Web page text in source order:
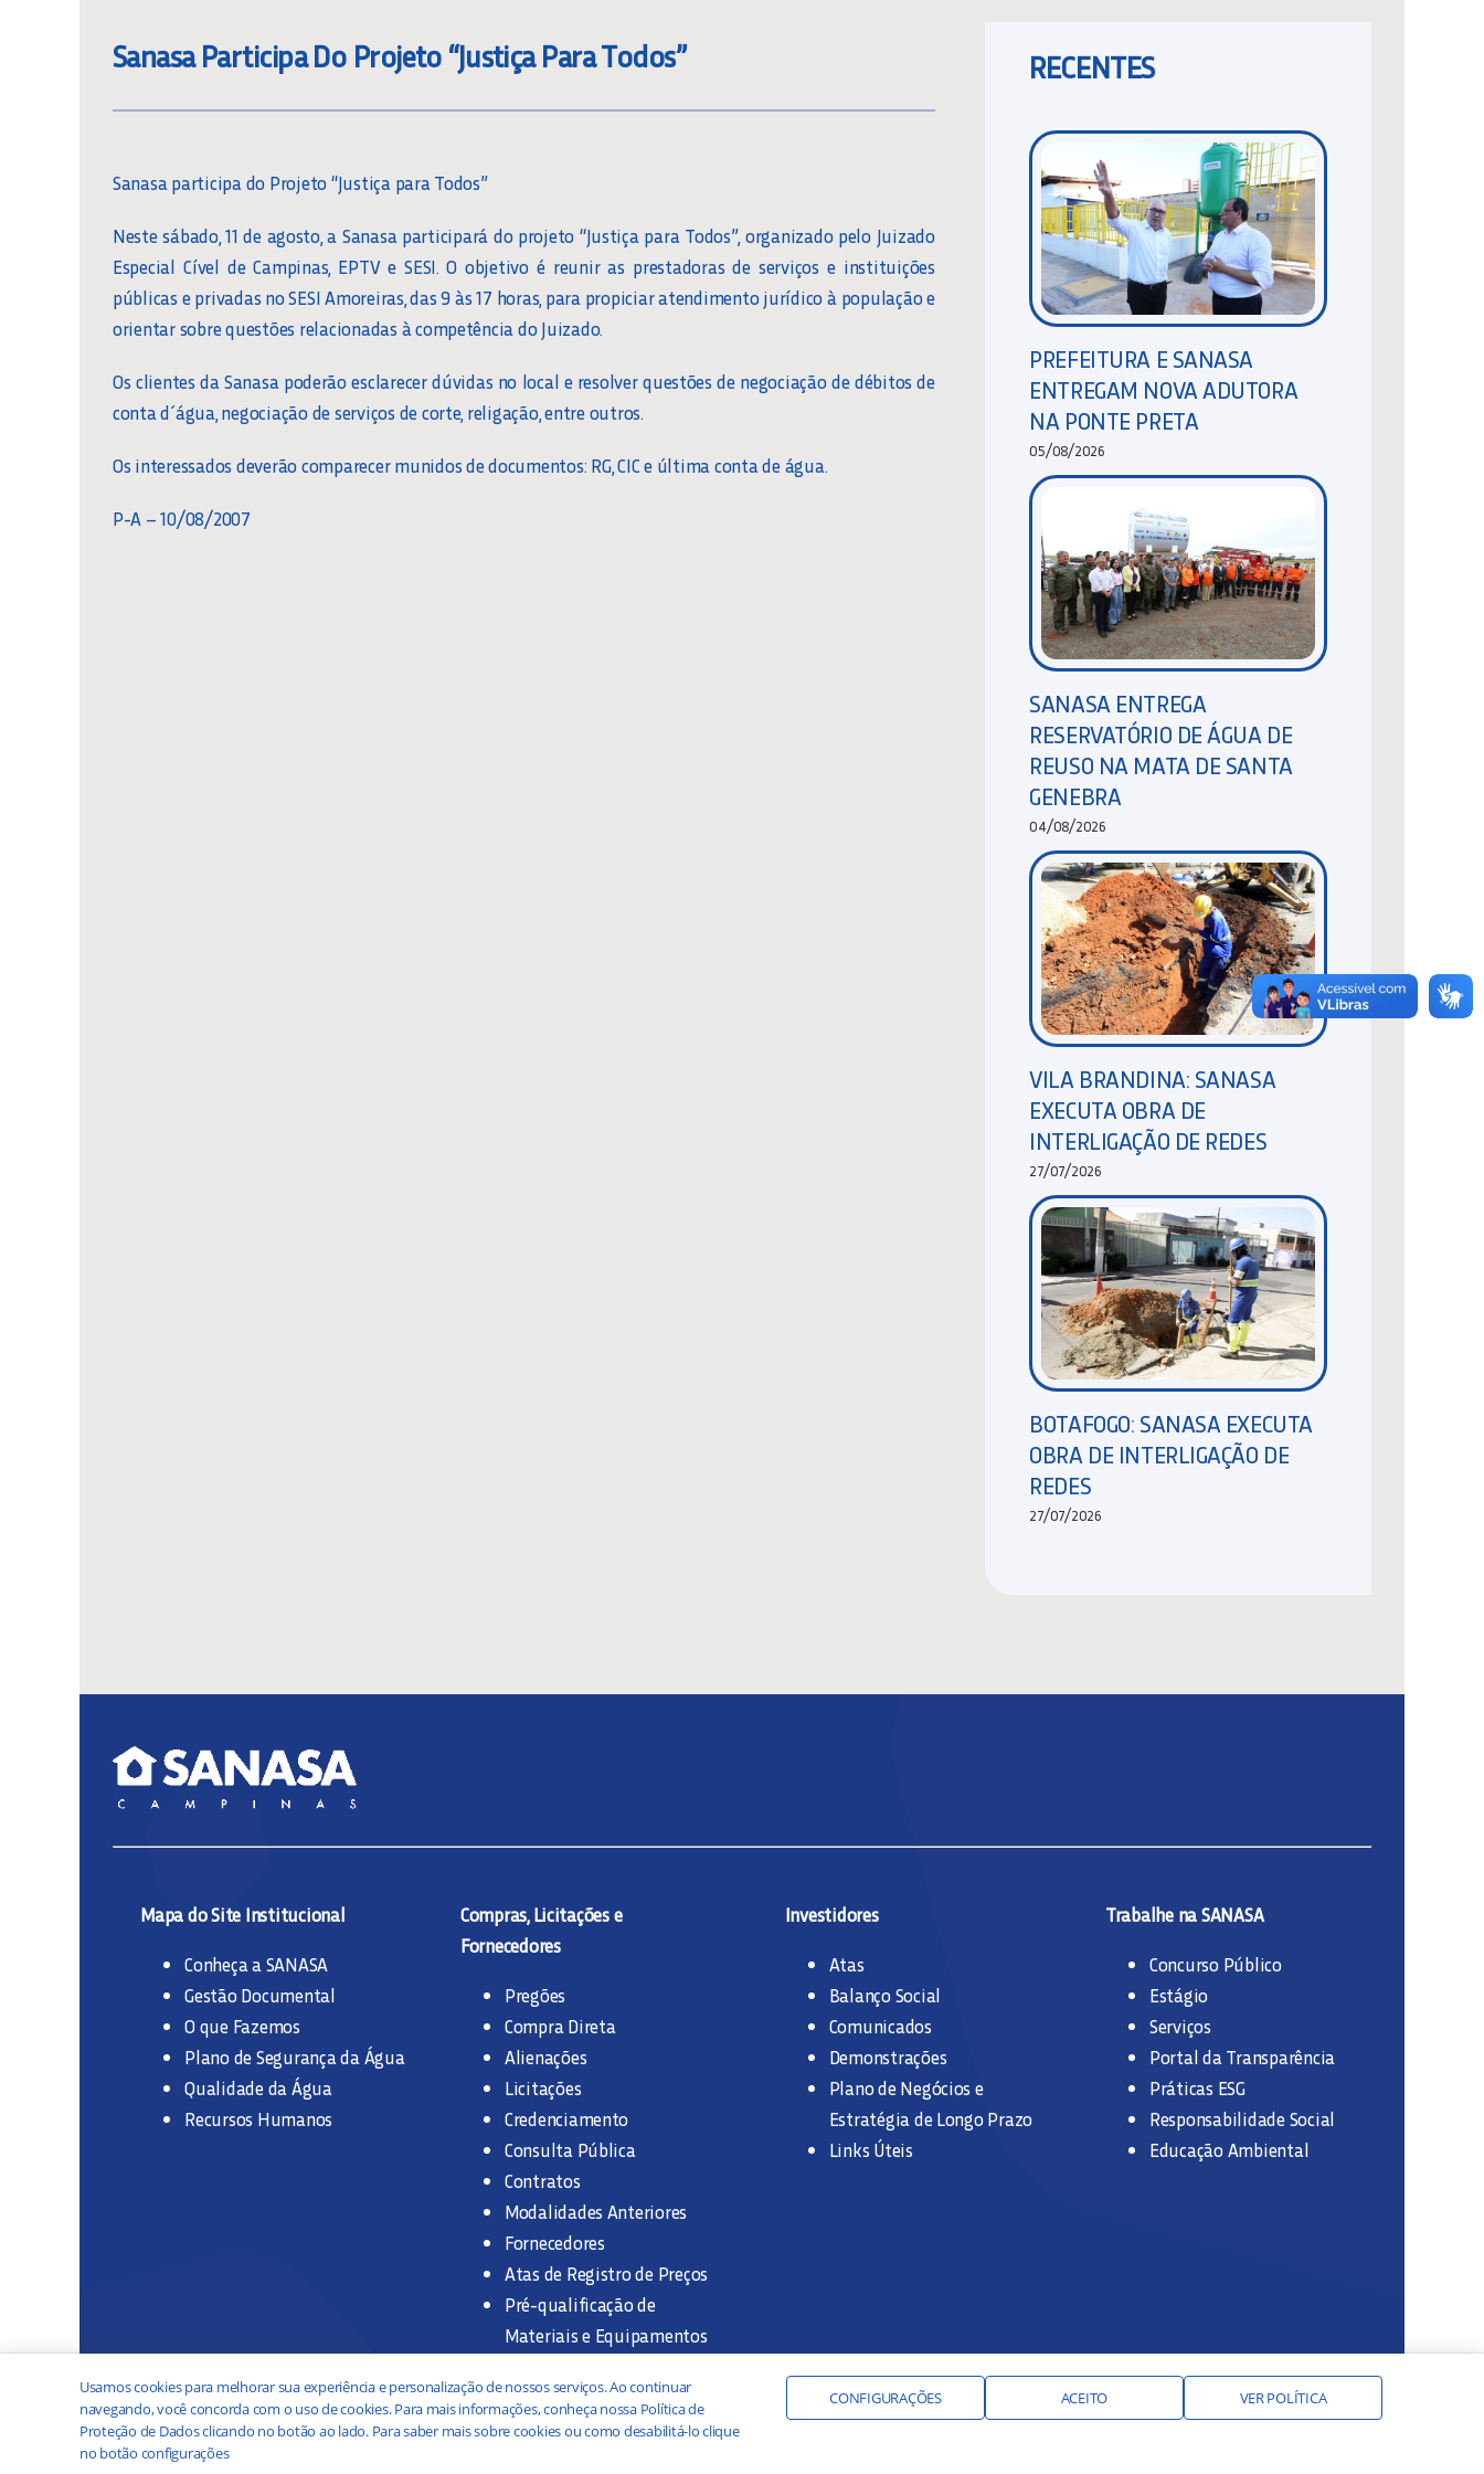
Sanasa Participa Do Projeto “Justiça Para Todos”
Sanasa participa do Projeto “Justiça para Todos”
Neste sábado, 11 de agosto, a Sanasa participará do projeto “Justiça para Todos”, organizado pelo Juizado
Especial Cível de Campinas, EPTV e SESI. O objetivo é reunir as prestadoras de serviços e instituições
públicas e privadas no SESI Amoreiras, das 9 às 17 horas, para propiciar atendimento jurídico à população e
orientar sobre questões relacionadas à competência do Juizado.
Os clientes da Sanasa poderão esclarecer dúvidas no local e resolver questões de negociação de débitos de
conta d´água, negociação de serviços de corte, religação, entre outros.
Os interessados deverão comparecer munidos de documentos: RG, CIC e última conta de água.
P-A – 10/08/2007
RECENTES
PREFEITURA E SANASA
ENTREGAM NOVA ADUTORA
NA PONTE PRETA
05/08/2026
SANASA ENTREGA
RESERVATÓRIO DE ÁGUA DE
REUSO NA MATA DE SANTA
GENEBRA
04/08/2026
VILA BRANDINA: SANASA
EXECUTA OBRA DE
INTERLIGAÇÃO DE REDES
27/07/2026
BOTAFOGO: SANASA EXECUTA
OBRA DE INTERLIGAÇÃO DE
REDES
27/07/2026
Mapa do Site Institucional
Conheça a SANASA
Gestão Documental
O que Fazemos
Plano de Segurança da Água
Qualidade da Água
Recursos Humanos
Compras, Licitações e
Fornecedores
Pregões
Compra Direta
Alienações
Licitações
Credenciamento
Consulta Pública
Contratos
Modalidades Anteriores
Fornecedores
Atas de Registro de Preços
Pré-qualificação de
Materiais e Equipamentos
Documentação Interna
Investidores
Atas
Balanço Social
Comunicados
Demonstrações
Plano de Negócios e
Estratégia de Longo Prazo
Links Úteis
Trabalhe na SANASA
Concurso Público
Estágio
Serviços
Portal da Transparência
Práticas ESG
Responsabilidade Social
Educação Ambiental
Usamos cookies para melhorar sua experiência e personalização de nossos serviços. Ao continuar
navegando, você concorda com o uso de cookies. Para mais informações, conheça nossa Política de
Proteção de Dados clicando no botão ao lado. Para saber mais sobre cookies ou como desabilitá-lo clique
no botão configurações
CONFIGURAÇÕES ACEITO VER POLÍTICA